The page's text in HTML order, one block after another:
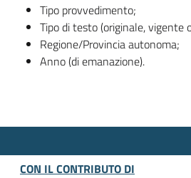
Tipo provvedimento;
Tipo di testo (originale, vigente
Regione/Provincia autonoma;
Anno (di emanazione).
CON IL CONTRIBUTO DI